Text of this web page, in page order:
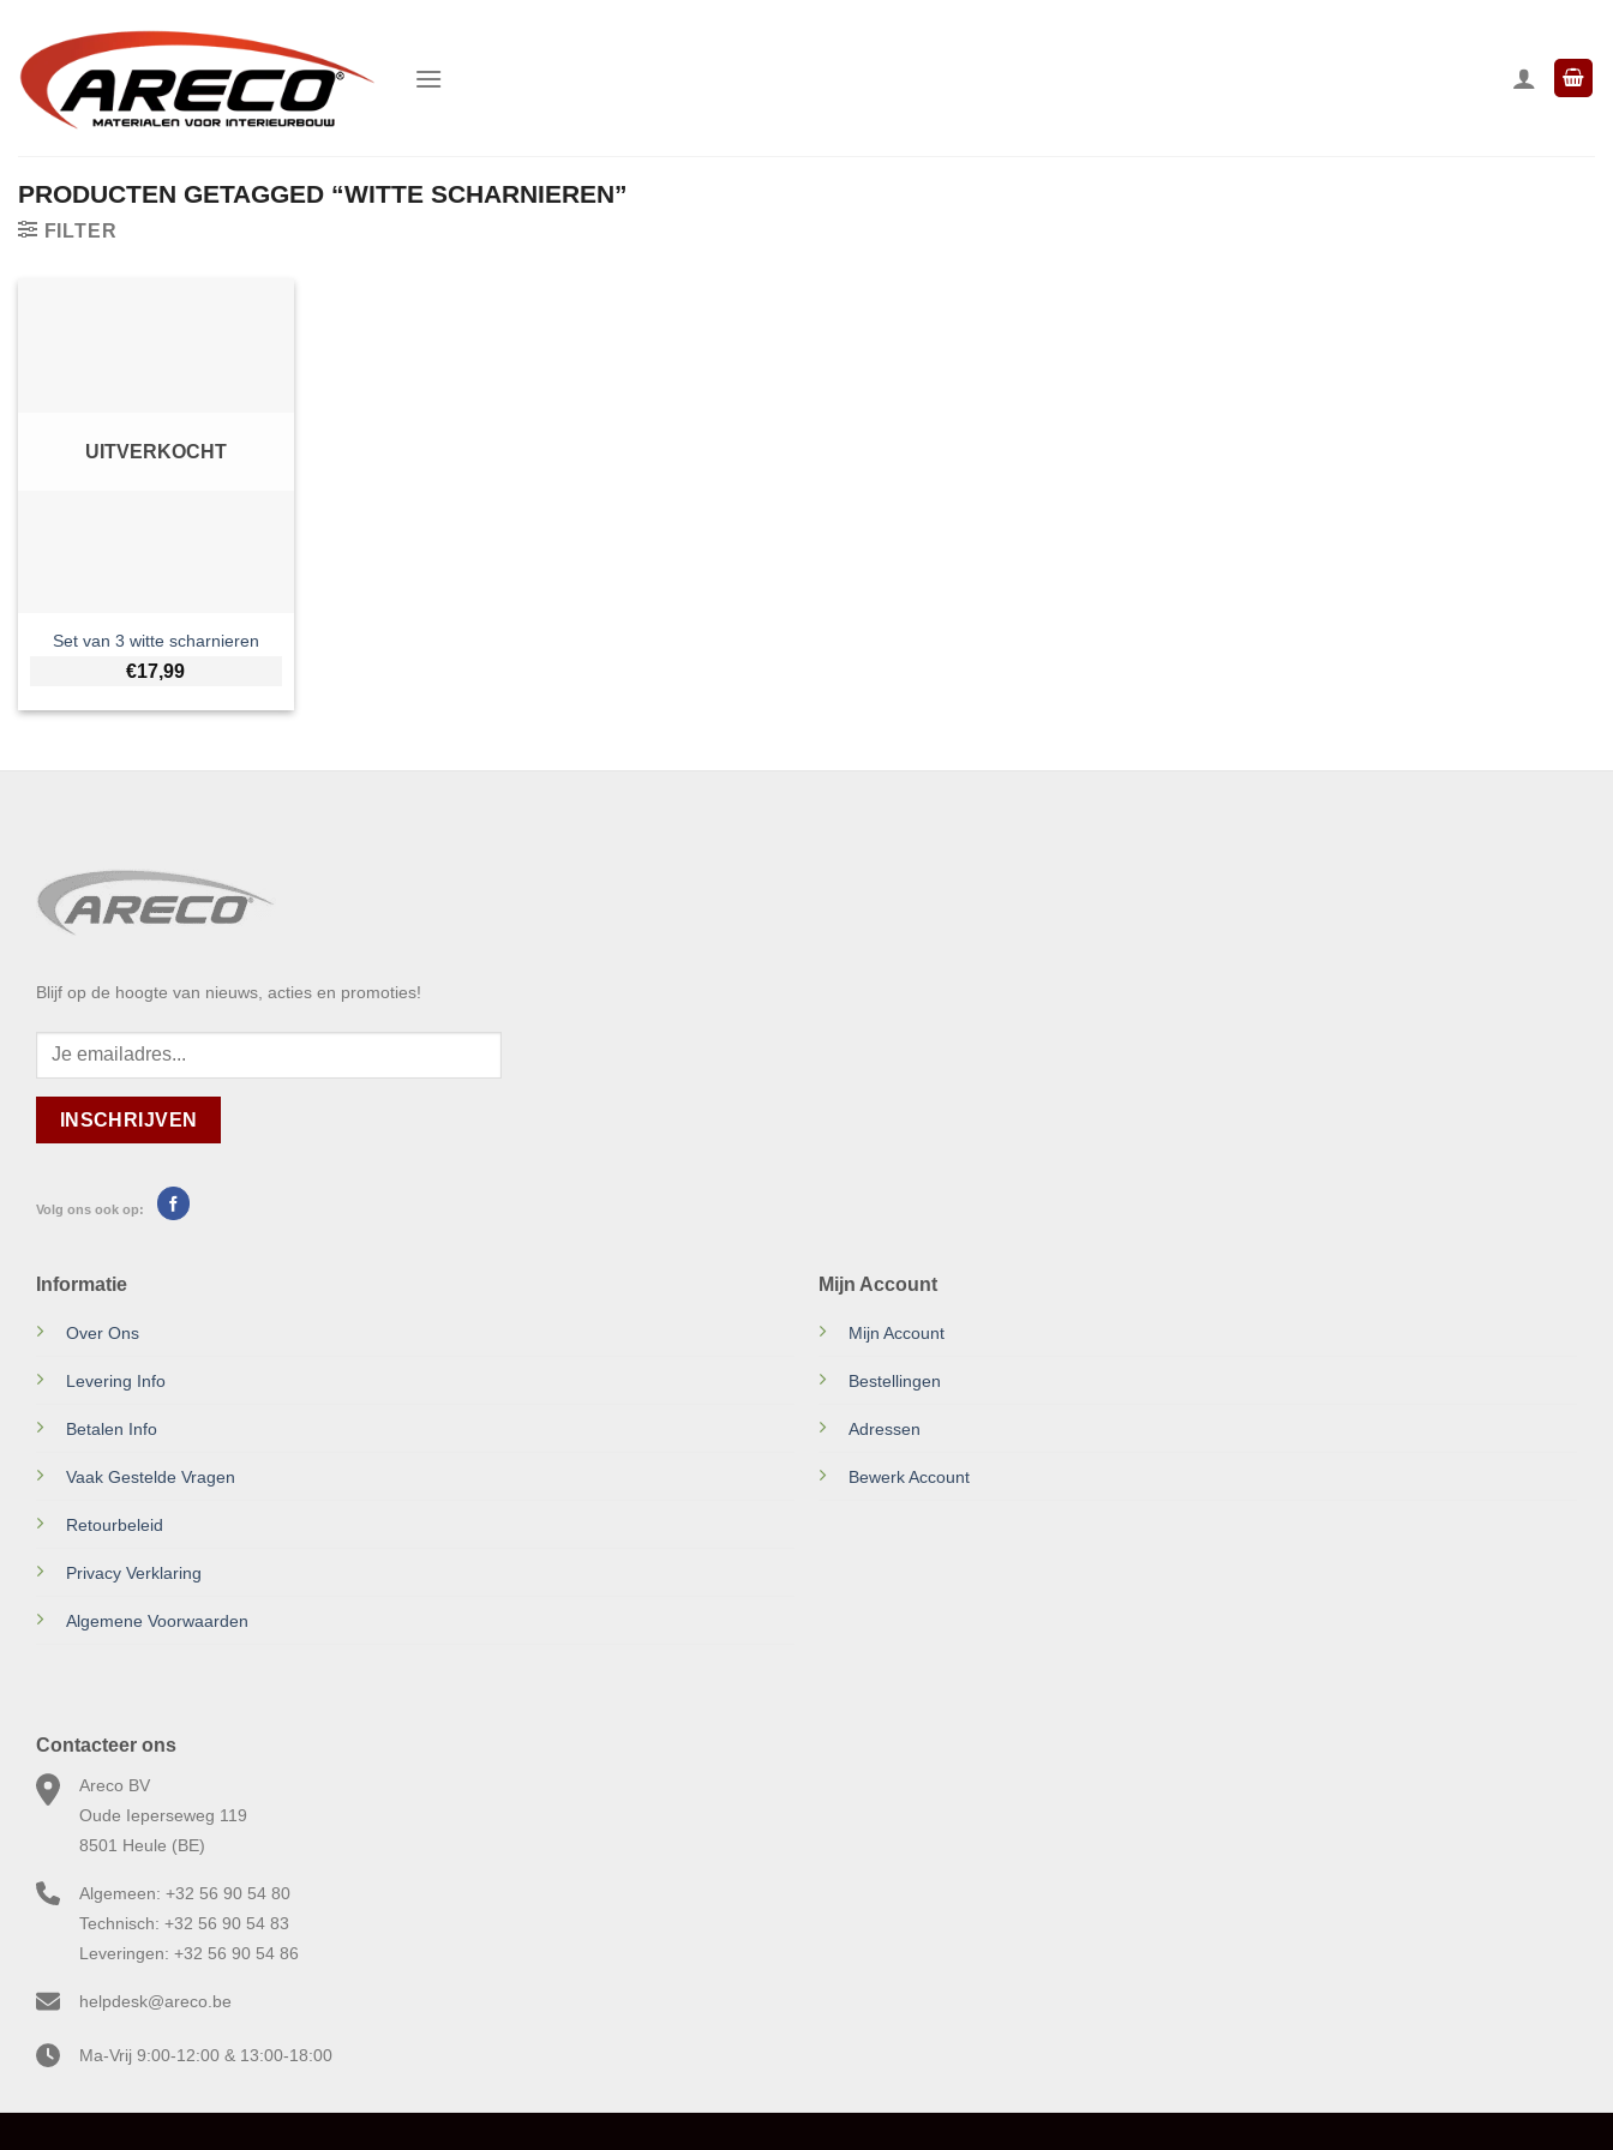
inhoud
PRODUCTEN GETAGGED “WITTE SCHARNIEREN”
FILTER
UITVERKOCHT
Set van 3 witte scharnieren
€17,99
Blijf op de hoogte van nieuws, acties en promoties!
Volg ons ook op:
Informatie
Over Ons
Levering Info
Betalen Info
Vaak Gestelde Vragen
Retourbeleid
Privacy Verklaring
Algemene Voorwaarden
Mijn Account
Mijn Account
Bestellingen
Adressen
Bewerk Account
Contacteer ons
Areco BV
Oude Ieperseweg 119
8501 Heule (BE)
Algemeen: +32 56 90 54 80
Technisch: +32 56 90 54 83
Leveringen: +32 56 90 54 86
helpdesk@areco.be
Ma-Vrij 9:00-12:00 & 13:00-18:00